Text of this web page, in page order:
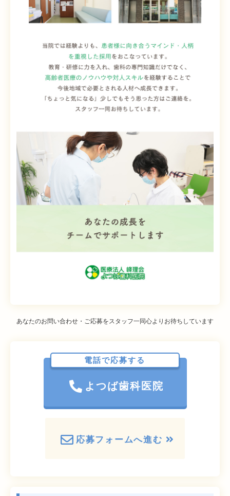
あなたのお問い合わせ・ご応募をスタッフ一同心よりお待ちしています
電話で応募する
よつば歯科医院
応募フォームへ進む